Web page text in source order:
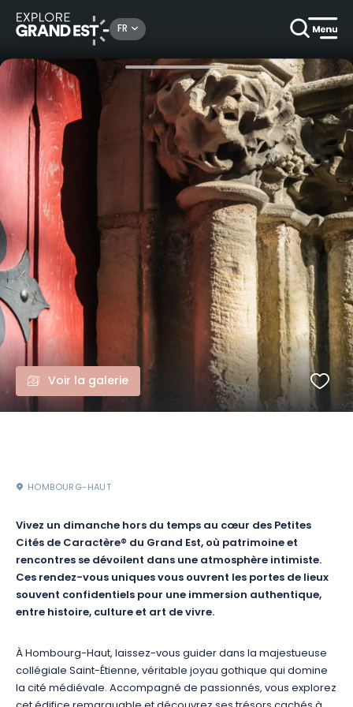
FR
Arts & culture Dimanche de caractère® à Hombourg-Haut
Voir la galerie
HOMBOURG-HAUT
Vivez un dimanche hors du temps au cœur des Petites
Cités de Caractère® du Grand Est, où patrimoine et
rencontres se dévoilent dans une atmosphère intimiste.
Ces rendez-vous uniques vous ouvrent les portes de lieux
souvent confidentiels pour une immersion authentique,
entre histoire, culture et art de vivre.
À Hombourg-Haut, laissez-vous guider dans la majestueuse
collégiale Saint-Étienne, véritable joyau gothique qui domine
la cité médiévale. Accompagné de passionnés, vous explorez